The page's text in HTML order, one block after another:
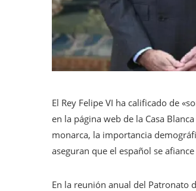
El Rey Felipe VI ha calificado de
en la página web de la Casa
monarca, la importancia
aseguran que el español se
En la reunión anual del Patronato